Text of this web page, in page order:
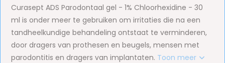
Curasept ADS Parodontaal gel - 1% Chloorhexidine - 30
ml is onder meer te gebruiken om irritaties die na een
tandheelkundige behandeling ontstaat te verminderen,
door dragers van prothesen en beugels, mensen met
parodontitis en dragers van implantaten. Toon meer